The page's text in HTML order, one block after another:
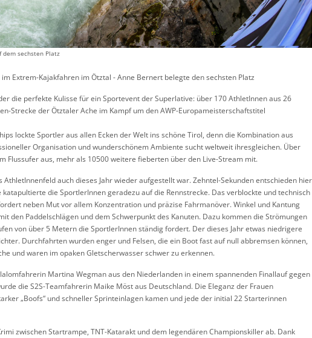
dem sechsten Platz
Extrem-Kajakfahren im Ötztal - Anne Bernert belegte den sechsten Platz
die perfekte Kulisse für ein Sportevent der Superlative: über 170 AthletInnen aus 26
Strecke der Ötztaler Ache im Kampf um den AWP-Europameisterschaftstitel
lockte Sportler aus allen Ecken der Welt ins schöne Tirol, denn die Kombination aus
Organisation und wunderschönem Ambiente sucht weltweit ihresgleichen. Über
Flussufer aus, mehr als 10500 weitere fieberten über den Live-Stream mit.
auch dieses Jahr wieder aufgestellt war. Zehntel-Sekunden entschieden hier
die SportlerInnen geradezu auf die Rennstrecke. Das verblockte und technisch
neben Mut vor allem Konzentration und präzise Fahrmanöver. Winkel und Kantung
den Paddelschlägen und dem Schwerpunkt des Kanuten. Dazu kommen die Strömungen
von über 5 Metern die SportlerInnen ständig fordert. Der dieses Jahr etwas niedrigere
Durchfahrten wurden enger und Felsen, die ein Boot fast auf null abbremsen können,
und waren im opaken Gletscherwasser schwer zu erkennen.
Martina Wegman aus den Niederlanden in einem spannenden Finallauf gegen
die S2S-Teamfahrerin Maike Möst aus Deutschland. Die Eleganz der Frauen
„Boofs“ und schneller Sprinteinlagen kamen und jede der initial 22 Starterinnen
zwischen Startrampe, TNT-Katarakt und dem legendären Championskiller ab. Dank